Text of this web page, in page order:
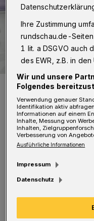
Das Team mit den zwei
Ä
hnlich wie
Remscheid
Arbeit verrichten.
Ihre Zustimmung
rundschau.de-
1 lit. a DSGVO auch
des EWR, z.B. in den
Wir und unsere
Folgendes
Verwendung genauer
Identifikation aktiv
Informationen auf einem
Inhalte, Messung von
Inhalten,
Verbesserung von
Ausführliche Informationen
Impressum
Datenschutz